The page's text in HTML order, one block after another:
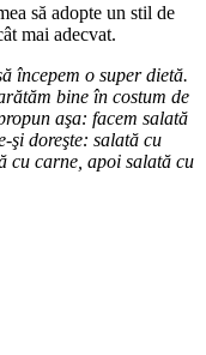
să adopte un stil de
mai adecvat.
începem o super dietă.
bine în costum de
aşa: facem salată
şi doreşte: salată cu
cu carne, apoi salată cu